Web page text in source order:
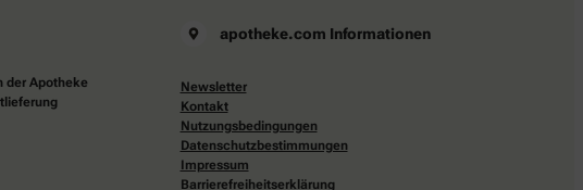
der Apotheke
apotheke.com Informationen
Newsletter
Kontakt
Nutzungsbedingungen
Datenschutzbestimmungen
Impressum
Barrierefreiheitserklärung